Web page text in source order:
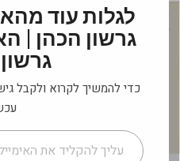
אלוף
הכהן
הרשמי
מה לאומי
לגלות עוד
גרשון הכהן |
כדי להמשיך לקרוא ולקבל
עליך להקליד את האימייל שלך…